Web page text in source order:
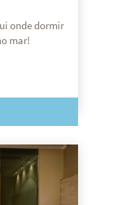
onde dormir
mar!